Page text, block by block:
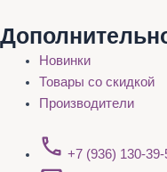
Новинки
Товары со скидкой
Производители
+7 (936) 130-39-